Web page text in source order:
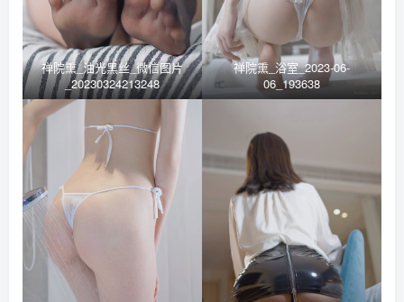
禅院熏_油光黑丝_微信图片
_20230324213248
禅院熏_浴室_2023-06-
06_193638